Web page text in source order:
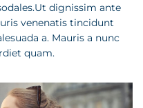
dignissim ante
venenatis tincidunt
a. Mauris a nunc
quam.